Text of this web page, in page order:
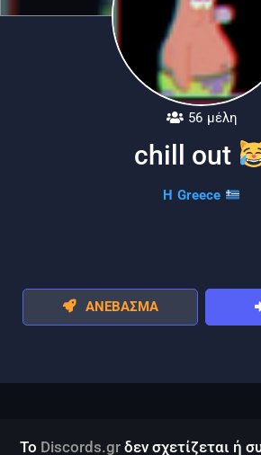
56 μέλη
chill out
H Greece
ΑΝΕΒΑΣΜΑ
Το Discords.grδεν σχετίζεται ή